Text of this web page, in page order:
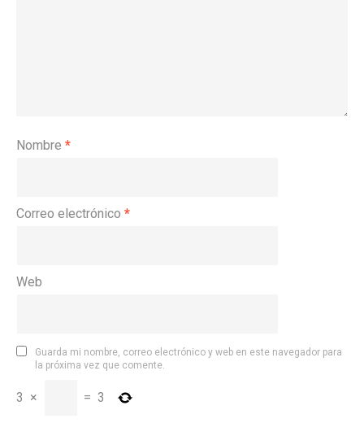
Nombre *
Correo electrónico *
Web
Guarda mi nombre, correo electrónico y web en este navegador para
la próxima vez que comente.
3 × = 3